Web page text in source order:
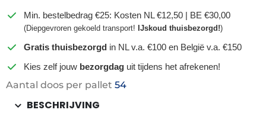
Min. bestelbedrag €25: Kosten NL €12,50 | BE €30,00
(Diepgevroren gekoeld transport! IJskoud thuisbezorgd!)
Gratis thuisbezorgd in NL v.a. €100 en België v.a. €150
Kies zelf jouw bezorgdag uit tijdens het afrekenen!
Aantal doos per pallet 54
BESCHRIJVING